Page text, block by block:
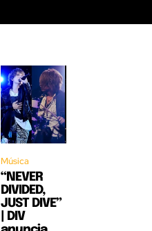
Música
“NEVER
DIVIDED,
JUST DIVE”
| DIV